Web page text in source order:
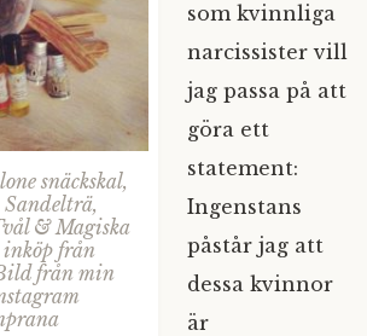
snäckskal,
Sandelträ,
& Magiska
från
från min
som kvinnliga
narcissister vill
jag passa på att
göra ett
statement:
Ingenstans
påstår jag att
dessa kvinnor
är